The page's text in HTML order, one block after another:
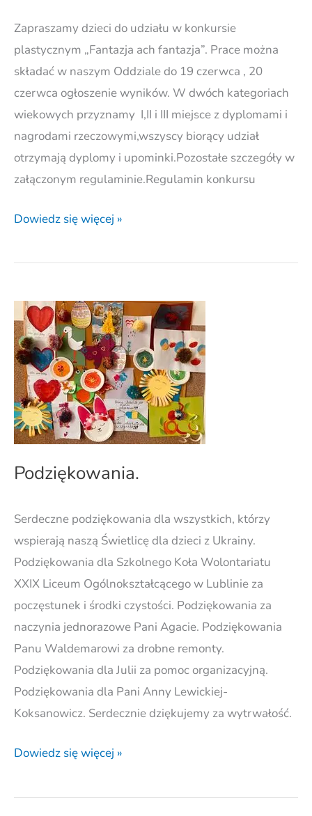
Zapraszamy dzieci do udziału w konkursie
plastycznym „Fantazja ach fantazja”. Prace można
składać w naszym Oddziale do 19 czerwca , 20
czerwca ogłoszenie wyników. W dwóch kategoriach
wiekowych przyznamy I,II i III miejsce z dyplomami i
nagrodami rzeczowymi,wszyscy biorący udział
otrzymają dyplomy i upominki.Pozostałe szczegóły w
załączonym regulaminie.Regulamin konkursu
Dowiedz się więcej »
Podziękowania.
Serdeczne podziękowania dla wszystkich, którzy
wspierają naszą Świetlicę dla dzieci z Ukrainy.
Podziękowania dla Szkolnego Koła Wolontariatu
XXIX Liceum Ogólnokształcącego w Lublinie za
poczęstunek i środki czystości. Podziękowania za
naczynia jednorazowe Pani Agacie. Podziękowania
Panu Waldemarowi za drobne remonty.
Podziękowania dla Julii za pomoc organizacyjną.
Podziękowania dla Pani Anny Lewickiej-
Koksanowicz. Serdecznie dziękujemy za wytrwałość.
Podziękowania.
Dowiedz się więcej »